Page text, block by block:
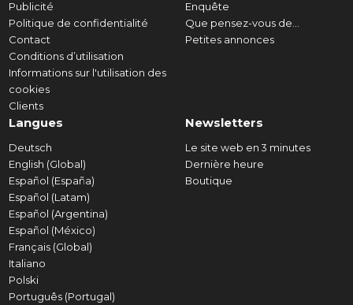
Publicité
Politique de confidentialité
Contact
Conditions d’utilisation
Informations sur l'utilisation des
cookies
Clients
Enquête
Que pensez-vous de...
Petites annonces
Langues
Deutsch
English (Global)
Español (España)
Español (Latam)
Español (Argentina)
Español (México)
Français (Global)
Italiano
Polski
Português (Portugal)
Newsletters
Le site web en 3 minutes
Dernière heure
Boutique